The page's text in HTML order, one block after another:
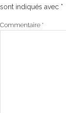
sont indiqués avec *
Commentaire *